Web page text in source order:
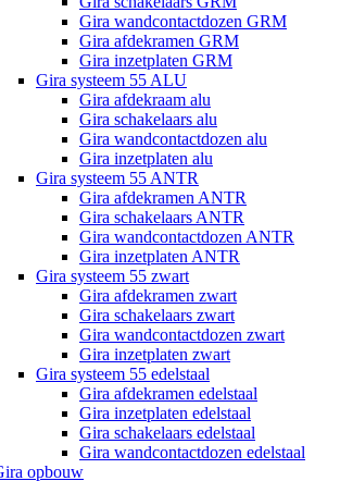
Gira wandcontactdozen GRM
Gira afdekramen GRM
Gira inzetplaten GRM
Gira systeem 55 ALU
Gira afdekraam alu
Gira schakelaars alu
Gira wandcontactdozen alu
Gira inzetplaten alu
Gira systeem 55 ANTR
Gira afdekramen ANTR
Gira schakelaars ANTR
Gira wandcontactdozen ANTR
Gira inzetplaten ANTR
Gira systeem 55 zwart
Gira afdekramen zwart
Gira schakelaars zwart
Gira wandcontactdozen zwart
Gira inzetplaten zwart
Gira systeem 55 edelstaal
Gira afdekramen edelstaal
Gira inzetplaten edelstaal
Gira schakelaars edelstaal
Gira wandcontactdozen edelstaal
opbouw